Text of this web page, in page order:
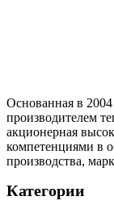
Основанная в
производителем
акционерная
компетенциями в
производства,
Категории